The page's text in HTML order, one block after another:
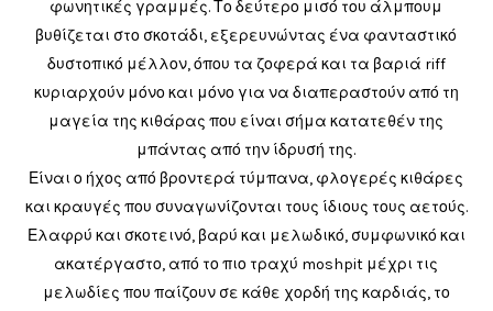
φωνητικές γραμμές. Το δεύτερο μισό του άλμπουμ
βυθίζεται στο σκοτάδι, εξερευνώντας ένα φανταστικό
δυστοπικό μέλλον, όπου τα ζοφερά και τα βαριά riff
κυριαρχούν μόνο και μόνο για να διαπεραστούν από τη
μαγεία της κιθάρας που είναι σήμα κατατεθέν της
μπάντας από την ίδρυσή της.
Είναι ο ήχος από βροντερά τύμπανα, φλογερές κιθάρες
και κραυγές που συναγωνίζονται τους ίδιους τους αετούς.
Ελαφρύ και σκοτεινό, βαρύ και μελωδικό, συμφωνικό και
ακατέργαστο, από το πιο τραχύ moshpit μέχρι τις
μελωδίες που παίζουν σε κάθε χορδή της καρδιάς, το